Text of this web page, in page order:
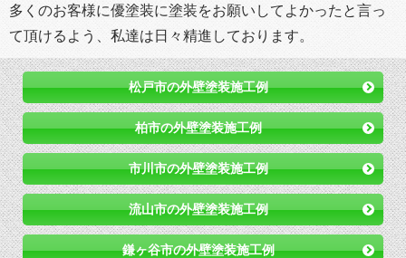
多くのお客様に優塗装に塗装をお願いしてよかったと言っ
て頂けるよう、私達は日々精進しております。
松戸市の外壁塗装施工例
柏市の外壁塗装施工例
市川市の外壁塗装施工例
流山市の外壁塗装施工例
鎌ヶ谷市の外壁塗装施工例